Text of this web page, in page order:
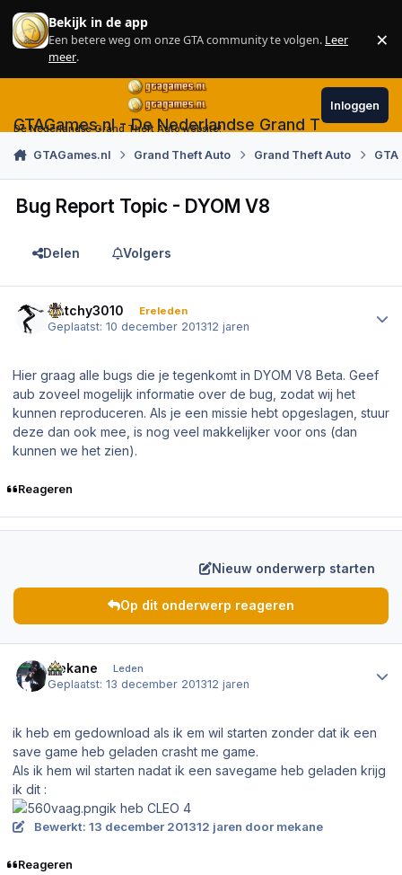
Skip to content
Bekijk in de app
Een betere weg om onze GTA community te volgen. Leer
meer.
×
GTAGames.nl - De Nederlandse Grand Theft Auto
De Nederlandse Grand Theft Auto website!
Inloggen
GTAGames.nl Grand Theft Auto Grand Theft Auto
Bug Report Topic - DYOM V8
Delen Volgers
Dutchy3010 Ereleden
Geplaatst:10 december 201312 jaren
Hier graag alle bugs die je tegenkomt in DYOM V8 Beta. Geef
aub zoveel mogelijk informatie over de bug, zodat wij het
kunnen reproduceren. Als je een missie hebt opgeslagen, stuur
deze dan ook mee, is nog veel makkelijker voor ons (dan
kunnen we het zien).
Reageren
Nieuw onderwerp starten
Op dit onderwerp reageren
mekane Leden
Geplaatst:13 december 201312 jaren
ik heb em gedownload als ik em wil starten zonder dat ik een
save game heb geladen crasht me game.
Als ik hem wil starten nadat ik een savegame heb geladen krijg
ik dit :
ik heb CLEO 4
Bewerkt: 13 december 201312 jaren door mekane
Reageren